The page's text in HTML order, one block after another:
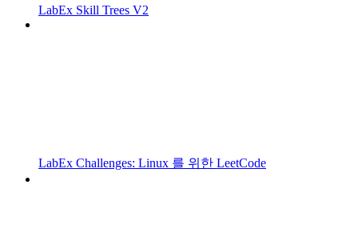
LabEx Skill Trees V2
LabEx Challenges: Linux 를 위한 LeetCode